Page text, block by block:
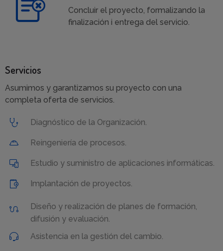
Concluir el proyecto, formalizando la
finalización i entrega del servicio.
Servicios
Asumimos y garantizamos su proyecto con una
completa oferta de servicios.
Diagnóstico de la Organización.
Reingeniería de procesos.
Estudio y suministro de aplicaciones informáticas.
Implantación de proyectos.
Diseño y realización de planes de formación,
difusión y evaluación.
Asistencia en la gestión del cambio.